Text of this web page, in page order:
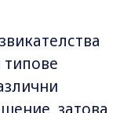
типове
затова